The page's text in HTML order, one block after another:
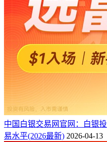
中国白银交易网官网：白银
易水平(2026最新) 2026-04-13